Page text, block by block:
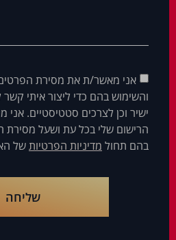
אני מאשר/ת את מסירת
והשימוש בהם כדי ליצור איתי קשר
ישיר וכן לצרכים סטטיסטיים.
הרישום שלי בכל עת ושעל מסירת
בהם תחול מדיניות הפרטיותשל
שליחה